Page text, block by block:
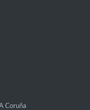
Coruña